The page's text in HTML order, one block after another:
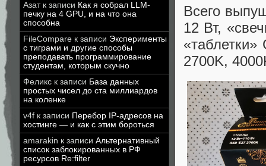
Азатк записи Как я собрал LLM-
печку на 4 GPU, и на что она
способна
FileCompare к записи Эксперименты
с тиграми и другие способы
преподавать программирование
студентам, которым скучно
Феликс к записи База данных
простых чисел до ста миллиардов
на коленке
v4f к записи Перебор IP-адресов на
хостинге — и как с этим бороться
amarakin к записи Альтернативный
список заблокированных в РФ
ресурсов Re:filter
Всего
12 Вт,
2700K,